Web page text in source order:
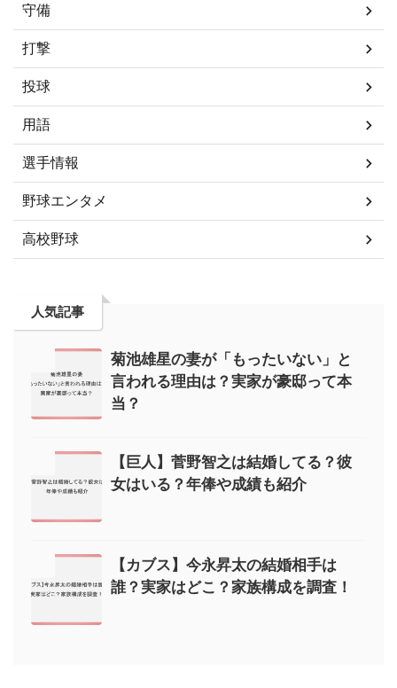
守備
打撃
投球
用語
選手情報
野球エンタメ
高校野球
人気記事
菊池雄星の妻が「もったいない」と
言われる理由は？実家が豪邸って本
当？
【巨人】菅野智之は結婚してる？彼
女はいる？年俸や成績も紹介
【カブス】今永昇太の結婚相手は
誰？実家はどこ？家族構成を調査！